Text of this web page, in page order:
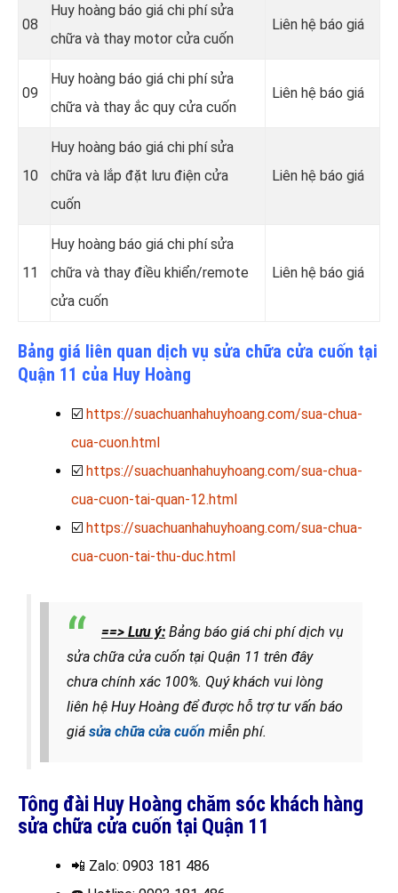
08
Huy hoàng báo giá chi phí sửa
chữa và thay motor cửa cuốn
Liên hệ báo giá
09
Huy hoàng báo giá chi phí sửa
chữa và thay ắc quy cửa cuốn
Liên hệ báo giá
10
Huy hoàng báo giá chi phí sửa
chữa và lắp đặt lưu điện cửa
cuốn
Liên hệ báo giá
11
Huy hoàng báo giá chi phí sửa
chữa và thay điều khiển/remote
cửa cuốn
Liên hệ báo giá
Bảng giá liên quan dịch vụ sửa chữa cửa cuốn tại
Quận 11 của Huy Hoàng
☑️ https://suachuanhahuyhoang.com/sua-chua-
cua-cuon.html
☑️ https://suachuanhahuyhoang.com/sua-chua-
cua-cuon-tai-quan-12.html
☑️ https://suachuanhahuyhoang.com/sua-chua-
cua-cuon-tai-thu-duc.html
==> Lưu ý: Bảng báo giá chi phí dịch vụ
sửa chữa cửa cuốn tại Quận 11 trên đây
chưa chính xác 100%. Quý khách vui lòng
liên hệ Huy Hoàng để được hỗ trợ tư vấn báo
giá sửa chữa cửa cuốn miễn phí.
Tông đài Huy Hoàng chăm sóc khách hàng
sửa chữa cửa cuốn tại Quận 11
📲 Zalo: 0903 181 486